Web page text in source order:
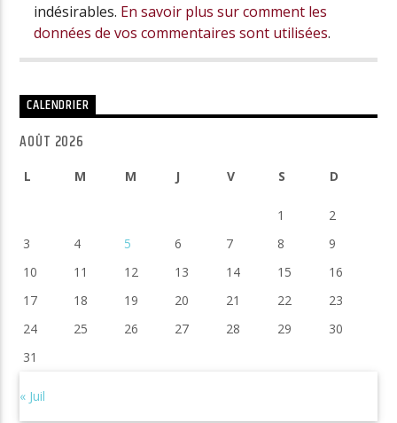
indésirables. En savoir plus sur comment les
données de vos commentaires sont utilisées.
CALENDRIER
AOÛT 2026
L M M J V S D
1
2
3
4 5 6 7 8
9
10
11 12 13 14 15
16
17
18 19 20 21 22
23
24
25 26 27 28 29
30
31
« Juil